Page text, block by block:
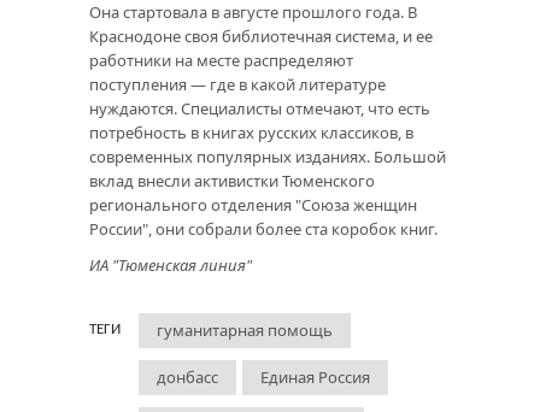
Она стартовала в августе прошлого года. В
Краснодоне своя библиотечная система, и ее
работники на месте распределяют
поступления — где в какой литературе
нуждаются. Специалисты отмечают, что есть
потребность в книгах русских классиков, в
современных популярных изданиях. Большой
вклад внесли активистки Тюменского
регионального отделения "Союза женщин
России", они собрали более ста коробок книг.
ИА "Тюменская линия"
ТЕГИ гуманитарная помощь
донбасс Единая Россия